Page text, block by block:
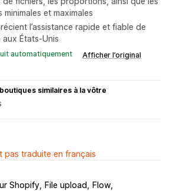
minimales et maximales
l’assistance rapide et fiable de
États-Unis
automatiquement Afficher l’original
similaires à la vôtre
pas traduite en français
Shopify File upload
Flow